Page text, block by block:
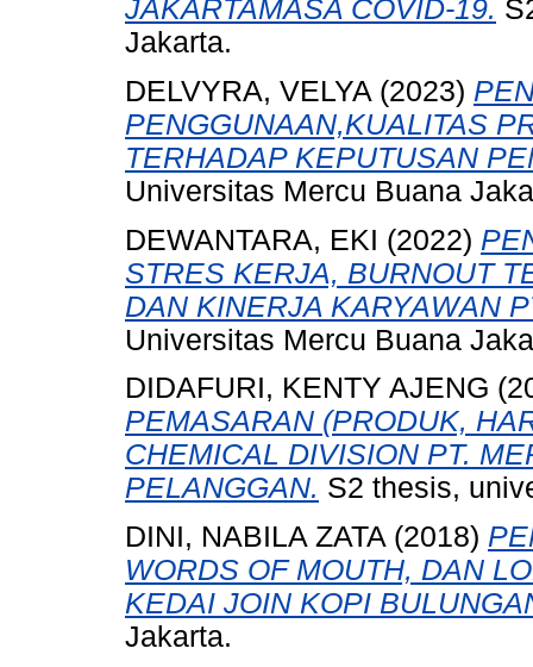
JAKARTAMASA COVID-19.
Jakarta.
DELVYRA, VELYA (2023)
PENGGUNAAN,KUALITAS
TERHADAP KEPUTUSAN
Universitas Mercu Buana
DEWANTARA, EKI (2022)
STRES KERJA, BURNOUT
DAN KINERJA KARYAWAN
Universitas Mercu Buana
DIDAFURI, KENTY AJENG
PEMASARAN (PRODUK,
CHEMICAL DIVISION PT.
PELANGGAN. S2 thesis,
DINI, NABILA ZATA (2018)
WORDS OF MOUTH, DAN
KEDAI JOIN KOPI
Jakarta.